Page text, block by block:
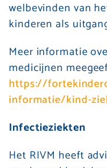
welbevinden van
kinderen als
Meer informatie
medicijnen
https://
informatie/kind-
Infectieziekten
Het RIVM heeft